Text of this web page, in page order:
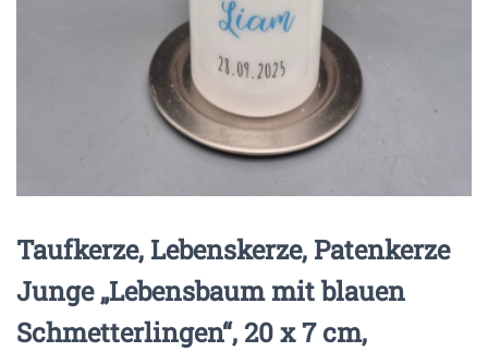
Taufkerze, Lebenskerze, Patenkerze
Junge „Lebensbaum mit blauen
Schmetterlingen“, 20 x 7 cm,